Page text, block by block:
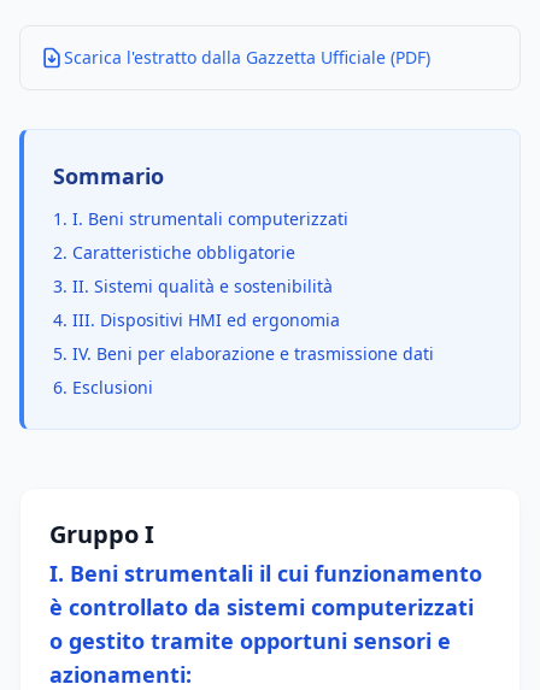
Scarica l'estratto dalla Gazzetta Ufficiale (PDF)
Sommario
1. I. Beni strumentali computerizzati
2. Caratteristiche obbligatorie
3. II. Sistemi qualità e sostenibilità
4. III. Dispositivi HMI ed ergonomia
5. IV. Beni per elaborazione e trasmissione dati
6. Esclusioni
Gruppo I
I. Beni strumentali il cui funzionamento
è controllato da sistemi computerizzati
o gestito tramite opportuni sensori e
azionamenti: